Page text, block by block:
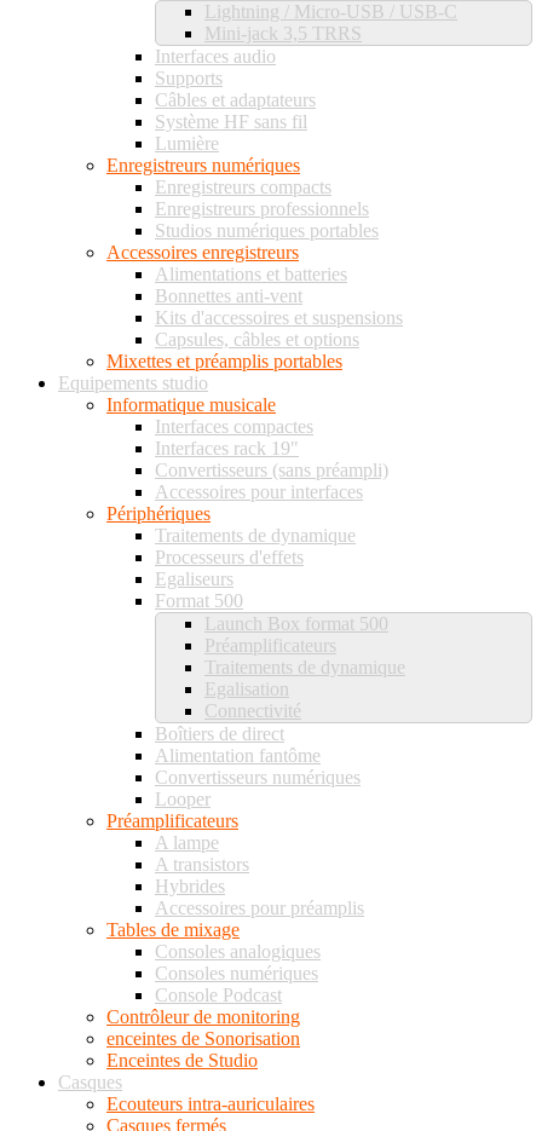
Lightning / Micro-USB / USB-C
Mini-jack 3,5 TRRS
Interfaces audio
Supports
Câbles et adaptateurs
Système HF sans fil
Lumière
Enregistreurs numériques
Enregistreurs compacts
Enregistreurs professionnels
Studios numériques portables
Accessoires enregistreurs
Alimentations et batteries
Bonnettes anti-vent
Kits d'accessoires et suspensions
Capsules, câbles et options
Mixettes et préamplis portables
Equipements studio
Informatique musicale
Interfaces compactes
Interfaces rack 19"
Convertisseurs (sans préampli)
Accessoires pour interfaces
Périphériques
Traitements de dynamique
Processeurs d'effets
Egaliseurs
Format 500
Launch Box format 500
Préamplificateurs
Traitements de dynamique
Egalisation
Connectivité
Boîtiers de direct
Alimentation fantôme
Convertisseurs numériques
Looper
Préamplificateurs
A lampe
A transistors
Hybrides
Accessoires pour préamplis
Tables de mixage
Consoles analogiques
Consoles numériques
Console Podcast
Contrôleur de monitoring
enceintes de Sonorisation
Enceintes de Studio
Casques
Ecouteurs intra-auriculaires
Casques fermés